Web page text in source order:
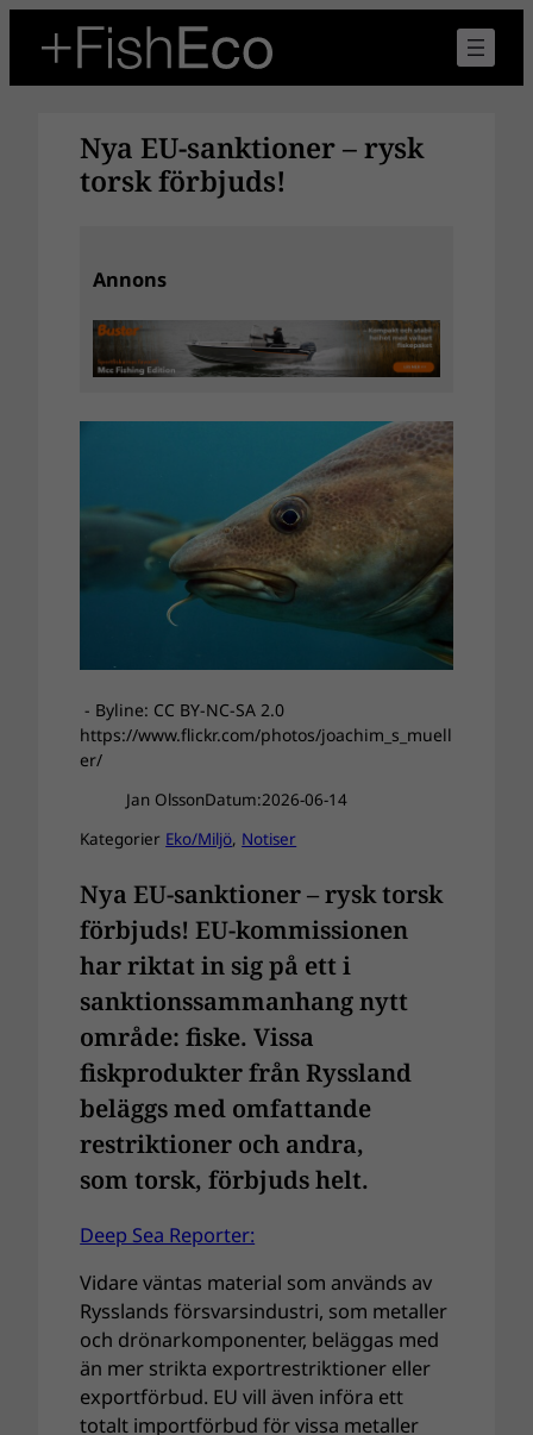
innehåll
Nya EU-sanktioner – rysk
torsk förbjuds!
Annons
- Byline: CC BY-NC-SA 2.0
https://www.flickr.com/photos/joachim_s_muell
er/
Jan OlssonDatum:2026-06-14
Kategorier Eko/Miljö, Notiser
Nya EU-sanktioner – rysk torsk
förbjuds! EU-kommissionen
har riktat in sig på ett i
sanktionssammanhang nytt
område: fiske. Vissa
fiskprodukter från Ryssland
beläggs med omfattande
restriktioner och andra,
som torsk, förbjuds helt.
Deep Sea Reporter:
Vidare väntas material som används av
Rysslands försvarsindustri, som metaller
och drönarkomponenter, beläggas med
än mer strikta exportrestriktioner eller
exportförbud. EU vill även införa ett
totalt importförbud för vissa metaller